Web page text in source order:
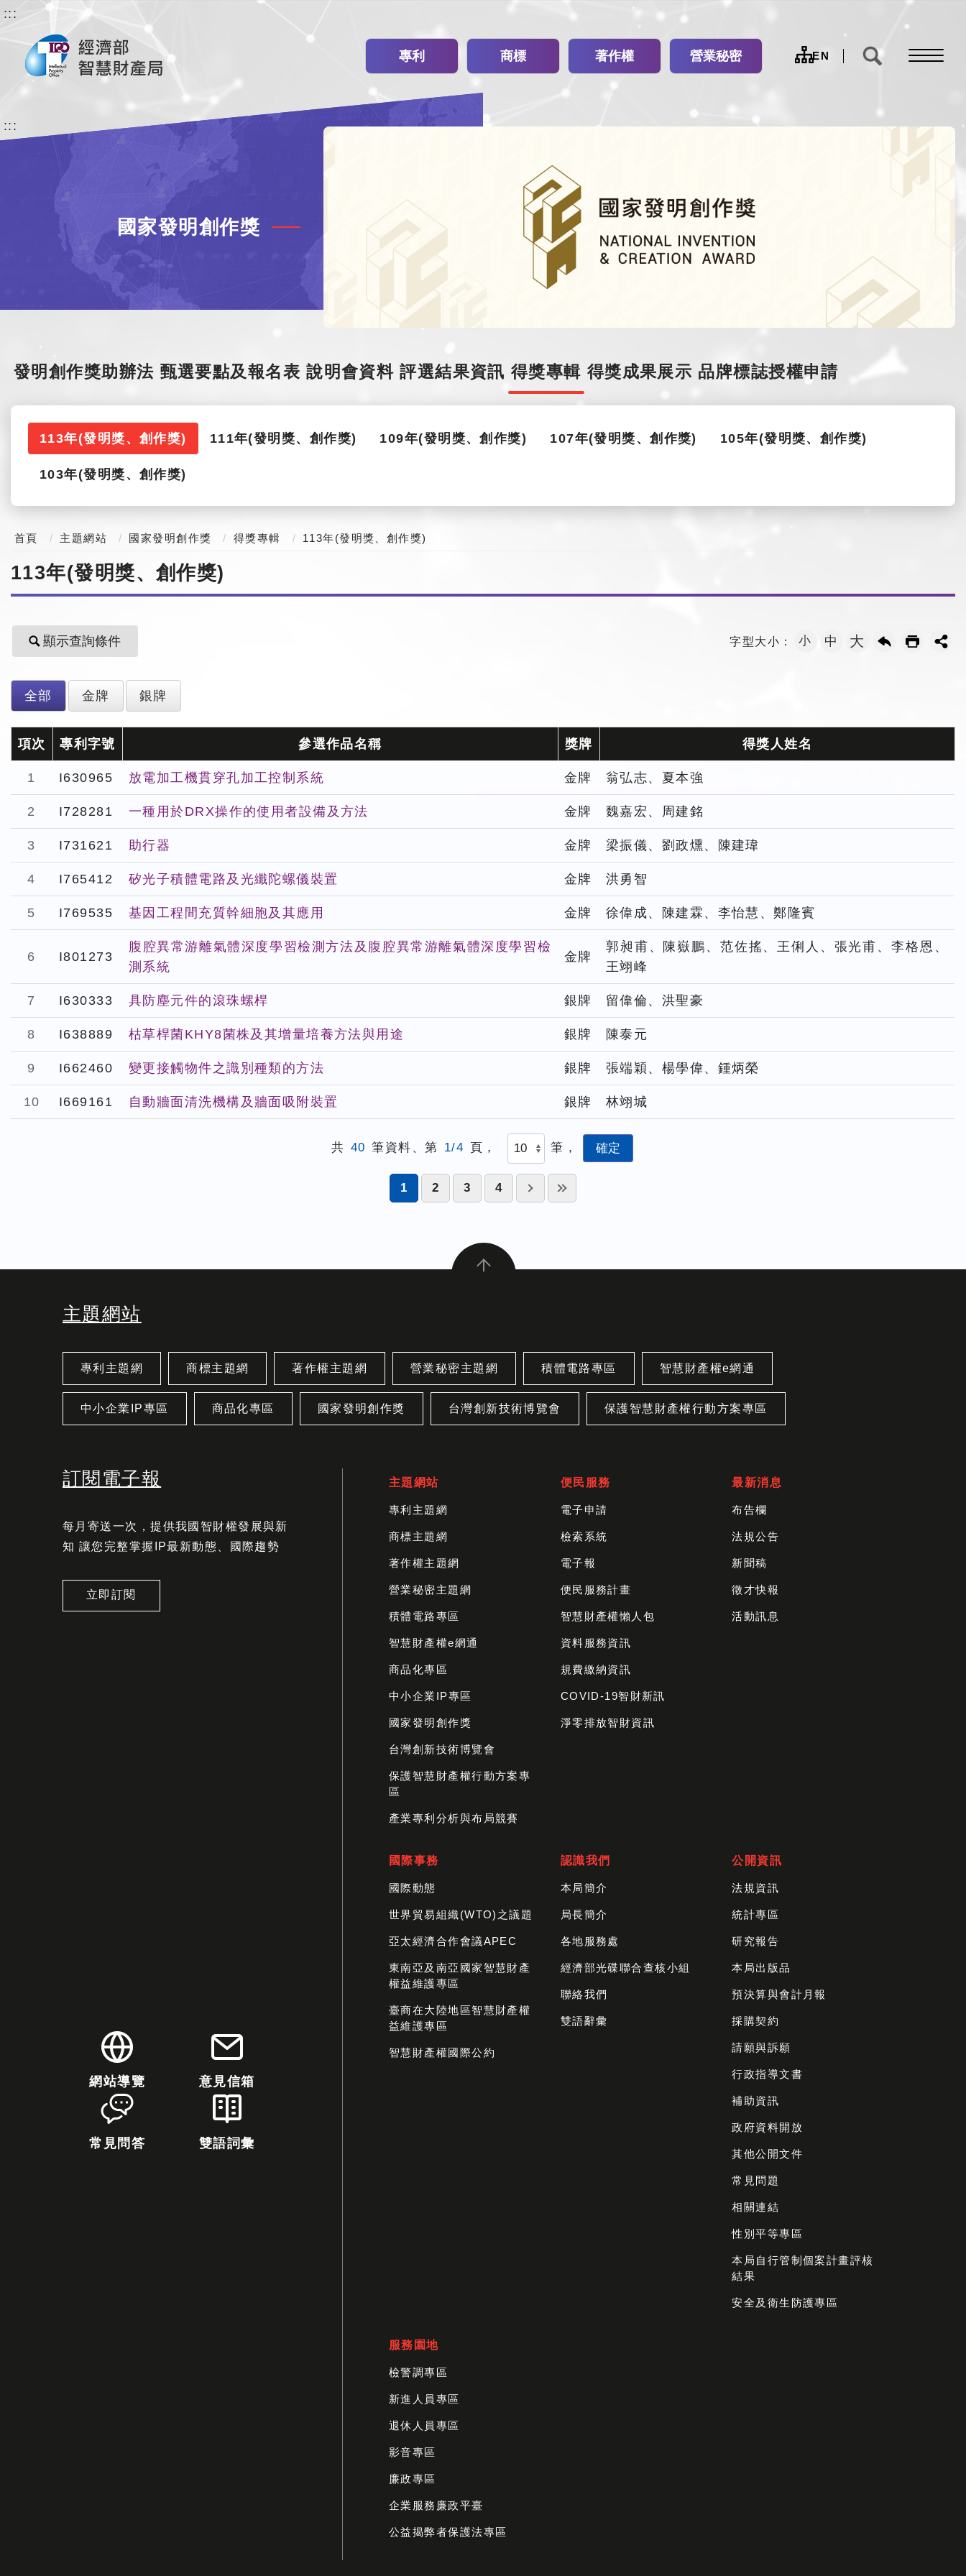
:::
專利 商標 著作權 營業秘密
網
EN
:::
國家發明創作獎
發明創作獎助辦法 甄選要點及報名表 說明會資料 評選結果資訊 得獎專輯
113年(發明獎、創作獎) 111年(發明獎、創作獎) 109年(發明獎、創作獎) 107年(發明獎、創作獎) 105年(發明獎、創作獎)
103年(發明獎、創作獎)
得獎成果展示 品牌標誌授權申請
首頁 主題網站 國家發明創作獎 得獎專輯 113年(發明獎、創作獎)
113年(發明獎、創作獎)
顯示查詢條件 字型大小： 小 中 大
全部 金牌 銀牌
項次 專利字號 參選作品名稱 獎牌 得獎人姓名
1 I630965 放電加工機貫穿孔加工控制系統 金牌 翁弘志、夏本強
2 I728281 一種用於DRX操作的使用者設備及方法 金牌 魏嘉宏、周建銘
3 I731621 助行器 金牌 梁振儀、劉政燻、陳建瑋
4 I765412 矽光子積體電路及光纖陀螺儀裝置 金牌 洪勇智
5 I769535 基因工程間充質幹細胞及其應用 金牌 徐偉成、陳建霖、李怡慧、鄭隆賓
6 I801273
腹腔異常游離氣體深度學習檢測方法及腹腔異常游離氣體深度學習檢
測系統
金牌
郭昶甫、陳嶽鵬、范佐搖、王俐人、張光甫、李格恩、
王翊峰
7 I630333 具防塵元件的滾珠螺桿 銀牌 留偉倫、洪聖豪
8 I638889 枯草桿菌KHY8菌株及其增量培養方法與用途 銀牌 陳泰元
9 I662460 變更接觸物件之識別種類的方法 銀牌 張端穎、楊學偉、鍾炳榮
10 I669161 自動牆面清洗機構及牆面吸附裝置 銀牌 林翊城
共 40 筆資料、第 1/4 頁， 筆，
1 2 3 4
主題網站
專利主題網 商標主題網 著作權主題網 營業秘密主題網 積體電路專區 智慧財產權e網通
中小企業IP專區 商品化專區 國家發明創作獎 台灣創新技術博覽會 保護智慧財產權行動方案專區
訂閱電子報
每月寄送一次，提供我國智財權發展與新
知 讓您完整掌握IP最新動態、國際趨勢
立即訂閱
網站導覽 意見信箱
常見問答 雙語詞彙
主題網站
專利主題網
商標主題網
著作權主題網
營業秘密主題網
積體電路專區
智慧財產權e網通
商品化專區
中小企業IP專區
國家發明創作獎
台灣創新技術博覽會
保護智慧財產權行動方案專
區
產業專利分析與布局競賽
便民服務
電子申請
檢索系統
電子報
便民服務計畫
智慧財產權懶人包
資料服務資訊
規費繳納資訊
COVID-19智財新訊
淨零排放智財資訊
最新消息
布告欄
法規公告
新聞稿
徵才快報
活動訊息
國際事務
國際動態
世界貿易組織(WTO)之議題
亞太經濟合作會議APEC
東南亞及南亞國家智慧財產
權益維護專區
臺商在大陸地區智慧財產權
益維護專區
智慧財產權國際公約
認識我們
本局簡介
局長簡介
各地服務處
經濟部光碟聯合查核小組
聯絡我們
雙語辭彙
公開資訊
法規資訊
統計專區
研究報告
本局出版品
預決算與會計月報
採購契約
請願與訴願
行政指導文書
補助資訊
政府資料開放
其他公開文件
常見問題
相關連結
性別平等專區
本局自行管制個案計畫評核
結果
安全及衛生防護專區
服務園地
檢警調專區
新進人員專區
退休人員專區
影音專區
廉政專區
企業服務廉政平臺
公益揭弊者保護法專區